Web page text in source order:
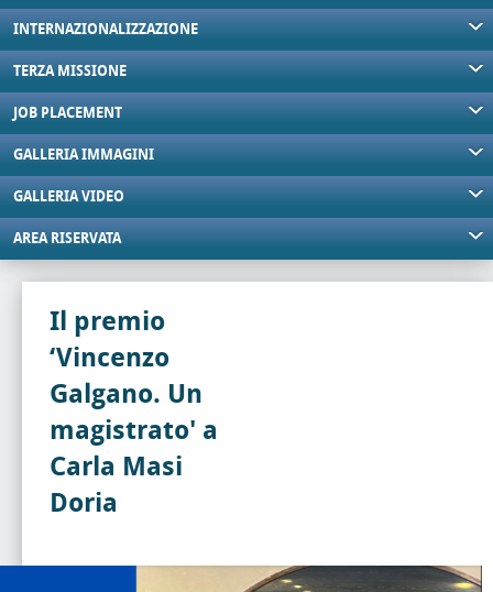
INTERNAZIONALIZZAZIONE
TERZA MISSIONE
JOB PLACEMENT
GALLERIA IMMAGINI
GALLERIA VIDEO
AREA RISERVATA
Il premio
‘Vincenzo
Galgano. Un
magistrato' a
Carla Masi
Doria